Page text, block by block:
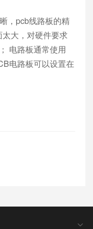
，pcb线路板的精
大，对硬件要求
电路板通常使用
电路板可以设置在